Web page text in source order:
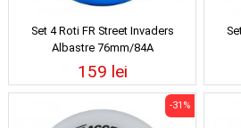
Set 4 Roti FR Street Invaders
Albastre 76mm/84A
159 lei
-31%